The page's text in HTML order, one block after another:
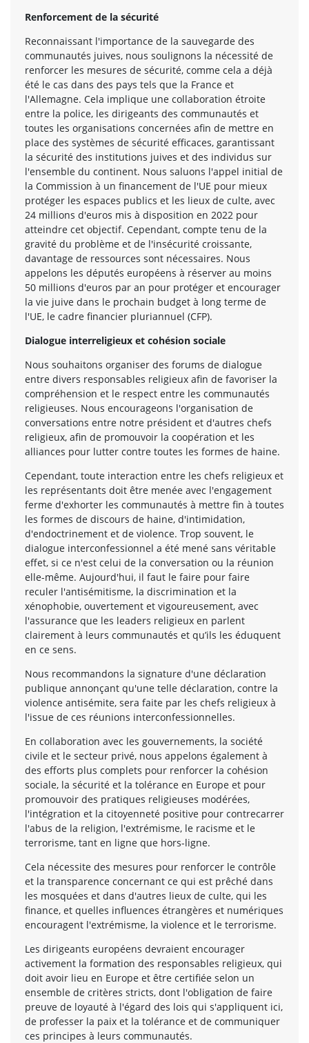
Renforcement de la sécurité
Reconnaissant l'importance de la sauvegarde des
communautés juives, nous soulignons la nécessité de
renforcer les mesures de sécurité, comme cela a déjà
été le cas dans des pays tels que la France et
l'Allemagne. Cela implique une collaboration étroite
entre la police, les dirigeants des communautés et
toutes les organisations concernées afin de mettre en
place des systèmes de sécurité efficaces, garantissant
la sécurité des institutions juives et des individus sur
l'ensemble du continent. Nous saluons l'appel initial de
la Commission à un financement de l'UE pour mieux
protéger les espaces publics et les lieux de culte, avec
24 millions d'euros mis à disposition en 2022 pour
atteindre cet objectif. Cependant, compte tenu de la
gravité du problème et de l'insécurité croissante,
davantage de ressources sont nécessaires. Nous
appelons les députés européens à réserver au moins
50 millions d'euros par an pour protéger et encourager
la vie juive dans le prochain budget à long terme de
l'UE, le cadre financier pluriannuel (CFP).
Dialogue interreligieux et cohésion sociale
Nous souhaitons organiser des forums de dialogue
entre divers responsables religieux afin de favoriser la
compréhension et le respect entre les communautés
religieuses. Nous encourageons l'organisation de
conversations entre notre président et d'autres chefs
religieux, afin de promouvoir la coopération et les
alliances pour lutter contre toutes les formes de haine.
Cependant, toute interaction entre les chefs religieux et
les représentants doit être menée avec l'engagement
ferme d'exhorter les communautés à mettre fin à toutes
les formes de discours de haine, d'intimidation,
d'endoctrinement et de violence. Trop souvent, le
dialogue interconfessionnel a été mené sans véritable
effet, si ce n'est celui de la conversation ou la réunion
elle-même. Aujourd'hui, il faut le faire pour faire
reculer l'antisémitisme, la discrimination et la
xénophobie, ouvertement et vigoureusement, avec
l'assurance que les leaders religieux en parlent
clairement à leurs communautés et qu’ils les éduquent
en ce sens.
Nous recommandons la signature d'une déclaration
publique annonçant qu'une telle déclaration, contre la
violence antisémite, sera faite par les chefs religieux à
l'issue de ces réunions interconfessionnelles.
En collaboration avec les gouvernements, la société
civile et le secteur privé, nous appelons également à
des efforts plus complets pour renforcer la cohésion
sociale, la sécurité et la tolérance en Europe et pour
promouvoir des pratiques religieuses modérées,
l'intégration et la citoyenneté positive pour contrecarrer
l'abus de la religion, l'extrémisme, le racisme et le
terrorisme, tant en ligne que hors-ligne.
Cela nécessite des mesures pour renforcer le contrôle
et la transparence concernant ce qui est prêché dans
les mosquées et dans d'autres lieux de culte, qui les
finance, et quelles influences étrangères et numériques
encouragent l'extrémisme, la violence et le terrorisme.
Les dirigeants européens devraient encourager
activement la formation des responsables religieux, qui
doit avoir lieu en Europe et être certifiée selon un
ensemble de critères stricts, dont l'obligation de faire
preuve de loyauté à l'égard des lois qui s'appliquent ici,
de professer la paix et la tolérance et de communiquer
ces principes à leurs communautés.